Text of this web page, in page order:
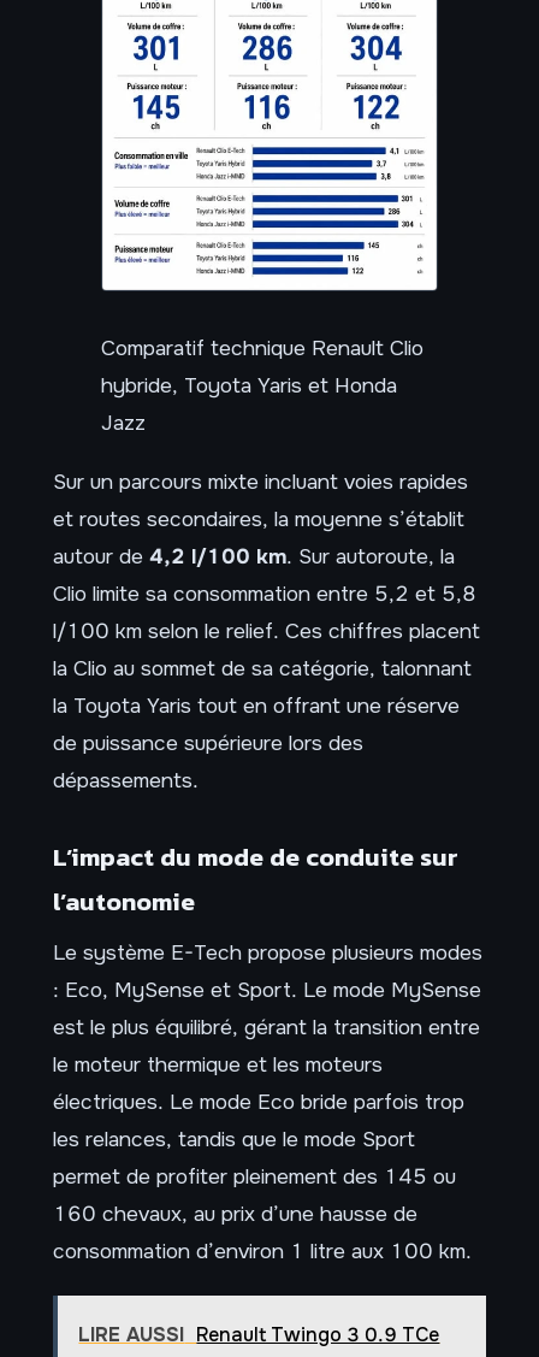
Comparatif technique Renault Clio
hybride, Toyota Yaris et Honda
Jazz
Sur un parcours mixte incluant voies rapides
et routes secondaires, la moyenne s’établit
autour de 4,2 l/100 km. Sur autoroute, la
Clio limite sa consommation entre 5,2 et 5,8
l/100 km selon le relief. Ces chiffres placent
la Clio au sommet de sa catégorie, talonnant
la Toyota Yaris tout en offrant une réserve
de puissance supérieure lors des
dépassements.
L’impact du mode de conduite sur
l’autonomie
Le système E-Tech propose plusieurs modes
: Eco, MySense et Sport. Le mode MySense
est le plus équilibré, gérant la transition entre
le moteur thermique et les moteurs
électriques. Le mode Eco bride parfois trop
les relances, tandis que le mode Sport
permet de profiter pleinement des 145 ou
160 chevaux, au prix d’une hausse de
consommation d’environ 1 litre aux 100 km.
LIRE AUSSI Renault Twingo 3 0.9 TCe